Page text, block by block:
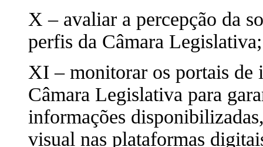
X – avaliar a percepção da
perfis da Câmara Legislativa;
XI – monitorar os portais de
Câmara Legislativa para
informações
visual nas plataformas